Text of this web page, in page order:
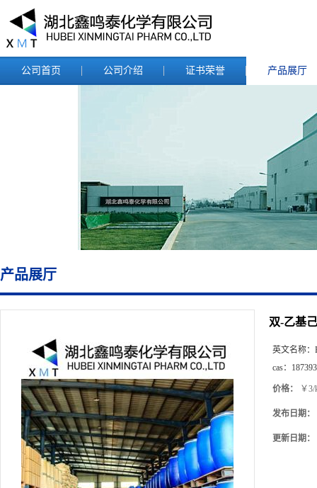
公司首页 公司介绍 证书荣誉 产品展厅
产品展厅
双-乙基
英文名称：
cas：
价格： ￥3/
发布日期：
更新日期：